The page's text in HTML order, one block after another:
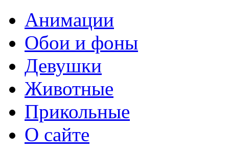
Анимации
Обои и фоны
Девушки
Животные
Прикольные
О сайте